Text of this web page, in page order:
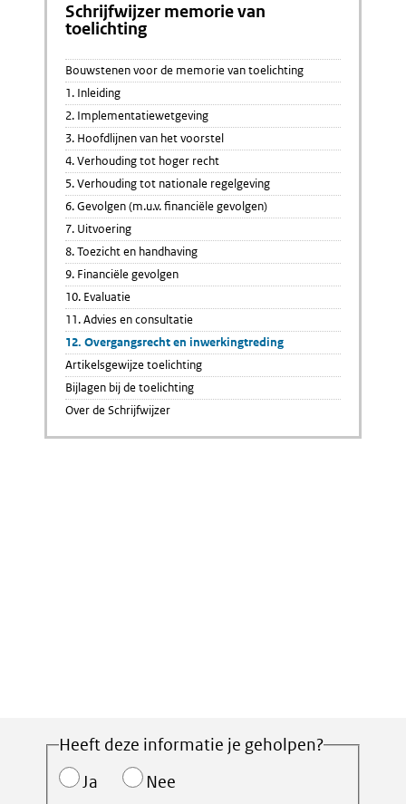
Schrijfwijzer memorie van
toelichting
Bouwstenen voor de memorie van toelichting
1. Inleiding
2. Implementatiewetgeving
3. Hoofdlijnen van het voorstel
4. Verhouding tot hoger recht
5. Verhouding tot nationale regelgeving
6. Gevolgen (m.u.v. financiële gevolgen)
7. Uitvoering
8. Toezicht en handhaving
9. Financiële gevolgen
10. Evaluatie
11. Advies en consultatie
12. Overgangsrecht en inwerkingtreding
Artikelsgewijze toelichting
Bijlagen bij de toelichting
Over de Schrijfwijzer
Heeft deze informatie je geholpen?
Ja
Nee